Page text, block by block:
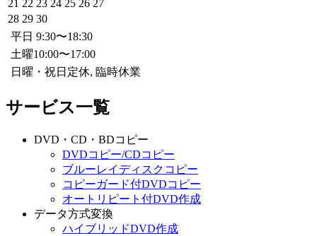
21 22 23 24 25 26 27
28 29 30
平日 9:30〜18:30
土曜10:00〜17:00
日曜・祝日定休, 臨時休業
サービス一覧
DVD・CD・BDコピー
DVDコピー/CDコピー
ブルーレイディスクコピー
コピーガード付DVDコピー
オートリピート付DVD作成
データ方式変換
ハイブリッドDVD作成